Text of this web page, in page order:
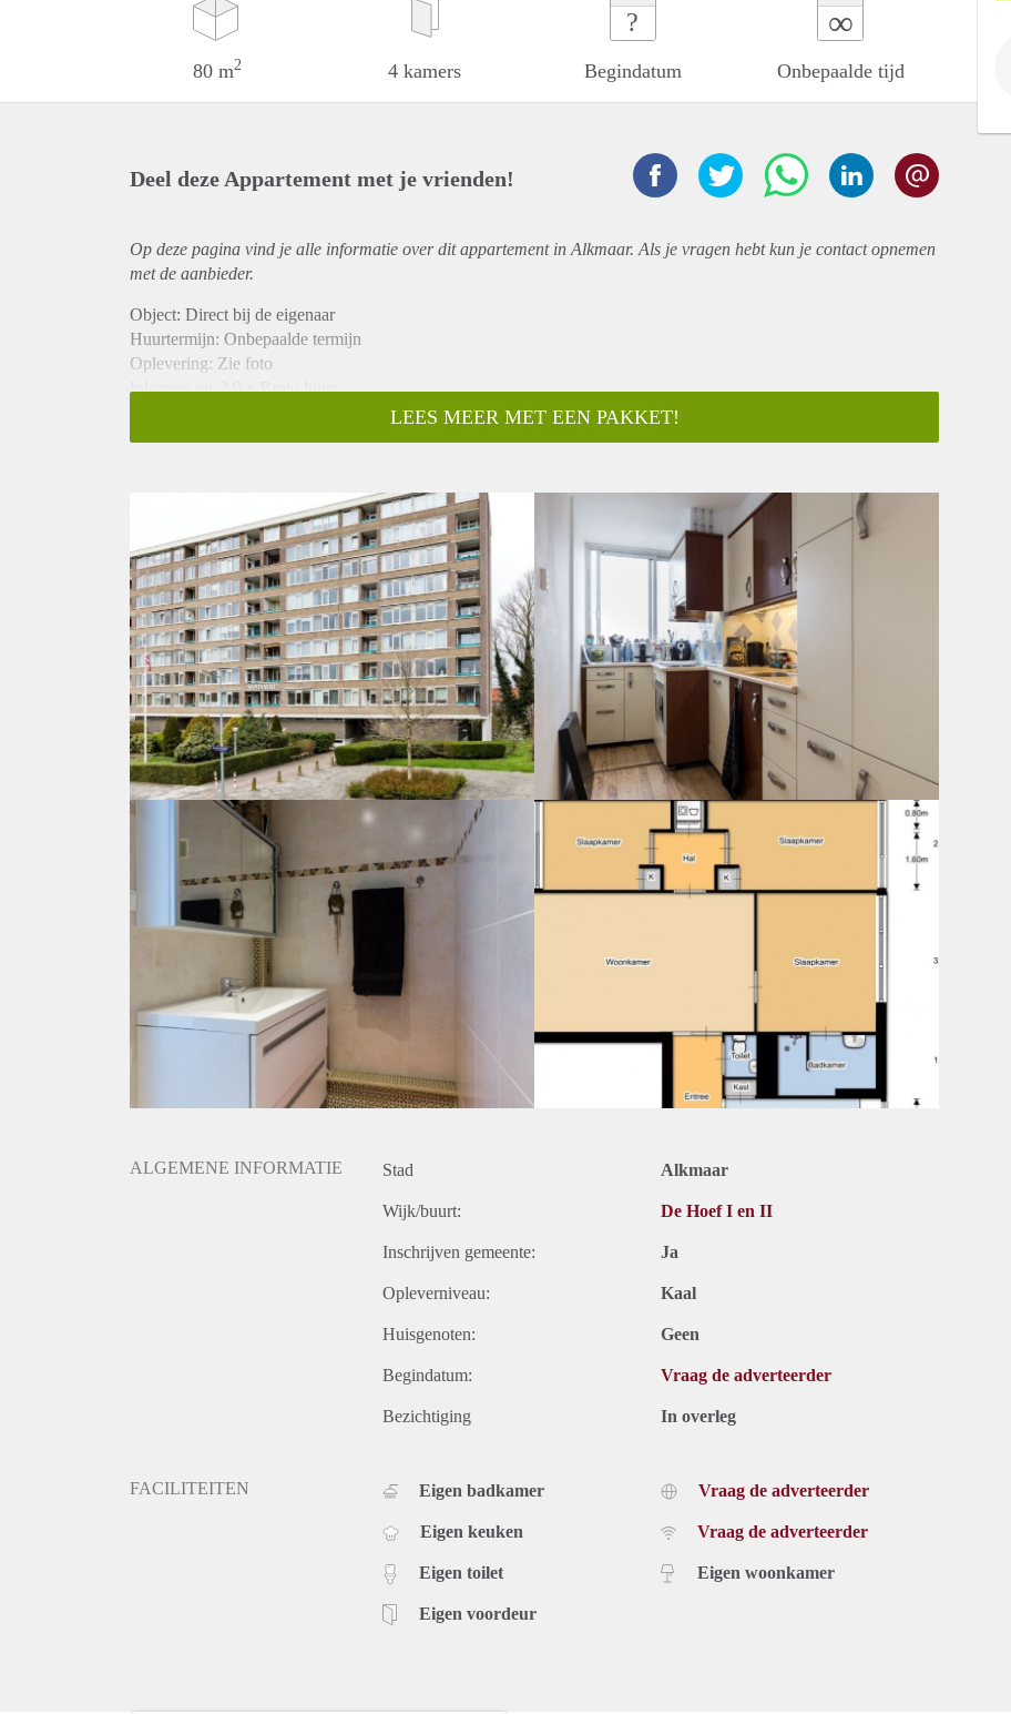
80 m2 4 kamers
?
Begindatum
∞
Onbepaalde tijd
Deel deze Appartement met je vrienden!
Op deze pagina vind je alle informatie over ditappartementin Alkmaar. Als je vragen hebt kun je contact opnemen
met de aanbieder.
Object: Direct bij de eigenaar
Huurtermijn: Onbepaalde termijn
Oplevering: Zie foto
Inkomen eis:2,9 x Bruto huur
Borg: 1 Maand
Huisdieren toegestaan: Afhankelijk van de Eigenaar
Huurtoeslag grens: Nee
Geschikt voor studenten: Afhankelijk van de Eigenaar
LEES MEER MET EEN PAKKET!
ALGEMENE INFORMATIE Stad Alkmaar
Wijk/buurt: De Hoef I en II
Inschrijven gemeente: Ja
Opleverniveau: Kaal
Huisgenoten: Geen
Begindatum: Vraag de adverteerder
Bezichtiging In overleg
FACILITEITEN Eigen badkamer
Eigen keuken
Eigen toilet
Eigen voordeur
Vraag de adverteerder
Vraag de adverteerder
Eigen woonkamer